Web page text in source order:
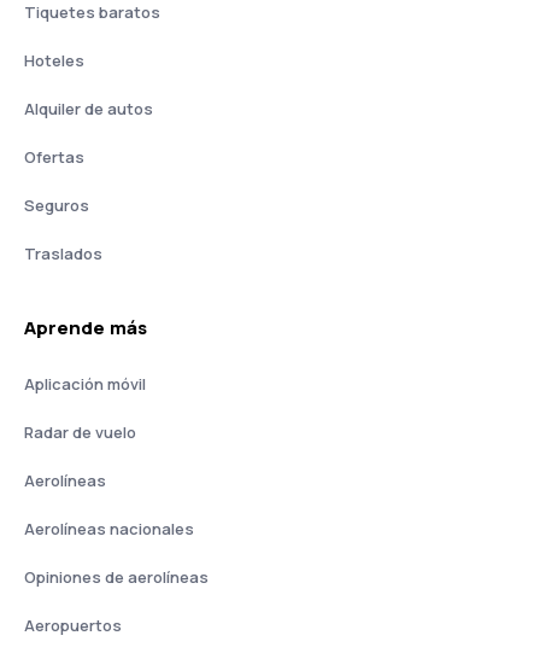
Tiquetes baratos
Hoteles
Alquiler de autos
Ofertas
Seguros
Traslados
Aprende más
Aplicación móvil
Radar de vuelo
Aerolíneas
Aerolíneas nacionales
Opiniones de aerolíneas
Aeropuertos